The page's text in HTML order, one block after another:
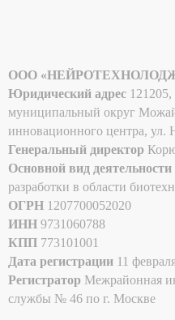
ООО
Юридический адрес
муниципальный округ
инновационного центра, ул.
Генеральный директор
Основной вид деятельности
разработки в области
ОГРН 1207700052020
ИНН 9731060788
КПП 773101001
Дата регистрации 11
Регистратор Межрайонная
службы № 46 по г. Москве